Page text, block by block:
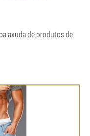
axuda de produtos de